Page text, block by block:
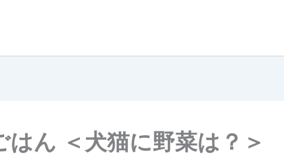
ん ＜犬猫に野菜は？＞